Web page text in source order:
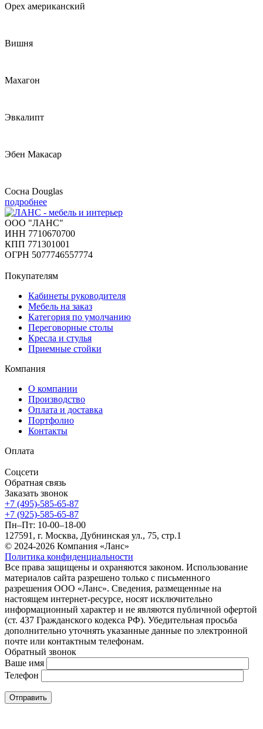
Орех американский
Вишня
Махагон
Эвкалипт
Эбен Макасар
Сосна Douglas
подробнее
ООО "ЛАНС"
ИНН 7710670700
КПП 771301001
ОГРН 5077746557774
Покупателям
Кабинеты руководителя
Мебель на заказ
Категория по умолчанию
Переговорные столы
Кресла и стулья
Приемные стойки
Компания
О компании
Производство
Оплата и доставка
Портфолио
Контакты
Оплата
Соцсети
Обратная связь
Заказать звонок
+7 (495)-585-65-87
+7 (925)-585-65-87
Пн–Пт: 10-00–18-00
127591, г. Москва, Дубнинская ул., 75, стр.1
© 2024-2026 Компания «Ланс»
Политика конфиденциальности
Все права защищены и охраняются законом. Использование
материалов сайта разрешено только с письменного
разрешения ООО «Ланс». Сведения, размещенные на
настоящем интернет-ресурсе, носят исключительно
информационный характер и не являются публичной офертой
(ст. 437 Гражданского кодекса РФ). Убедительная просьба
дополнительно уточнять указанные данные по электронной
почте или контактным телефонам.
Обратный звонок
Ваше имя
Телефон
Отправить